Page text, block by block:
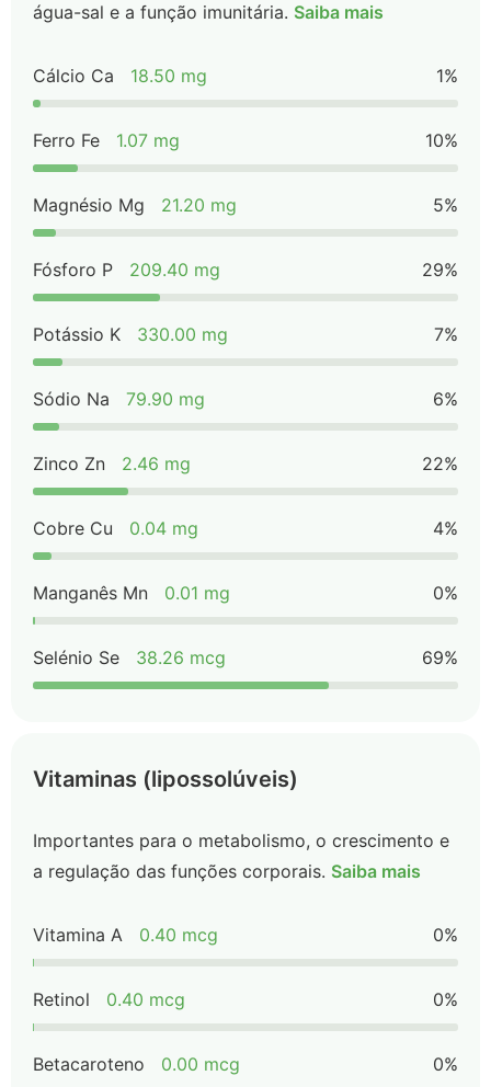
água-sal e a função imunitária. Saiba mais
Cálcio Ca 18.50 mg 1%
Ferro Fe 1.07 mg 10%
Magnésio Mg 21.20 mg 5%
Fósforo P 209.40 mg 29%
Potássio K 330.00 mg 7%
Sódio Na 79.90 mg 6%
Zinco Zn 2.46 mg 22%
Cobre Cu 0.04 mg 4%
Manganês Mn 0.01 mg 0%
Selénio Se 38.26 mcg 69%
Vitaminas (lipossolúveis)
Importantes para o metabolismo, o crescimento e
a regulação das funções corporais. Saiba mais
Vitamina A 0.40 mcg 0%
Retinol 0.40 mcg 0%
Betacaroteno 0.00 mcg 0%